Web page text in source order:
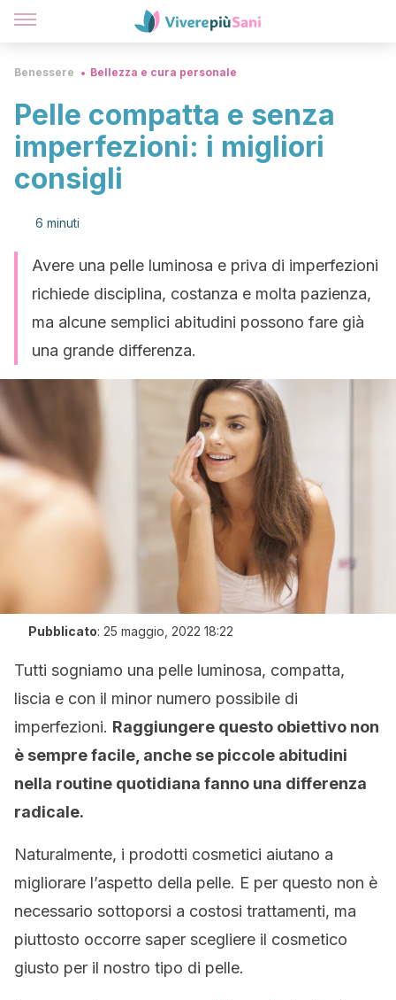
Benessere Bellezza e cura personale
Pelle compatta e senza
imperfezioni: i migliori
consigli
6 minuti
Avere una pelle luminosa e priva di imperfezioni
richiede disciplina, costanza e molta pazienza,
ma alcune semplici abitudini possono fare già
una grande differenza.
Pubblicato: 25 maggio, 2022 18:22
Tutti sogniamo una pelle luminosa, compatta,
liscia e con il minor numero possibile di
imperfezioni. Raggiungere questo obiettivo non
è sempre facile, anche se piccole abitudini
nella routine quotidiana fanno una differenza
radicale.
Naturalmente, i prodotti cosmetici aiutano a
migliorare l’aspetto della pelle. E per questo non è
necessario sottoporsi a costosi trattamenti, ma
piuttosto occorre saper scegliere il cosmetico
giusto per il nostro tipo di pelle.